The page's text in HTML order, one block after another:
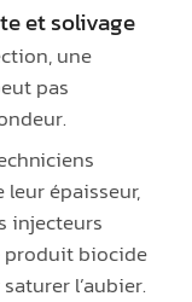
et solivage
une
pas
épaisseur,
injecteurs
produit biocide
l’aubier.